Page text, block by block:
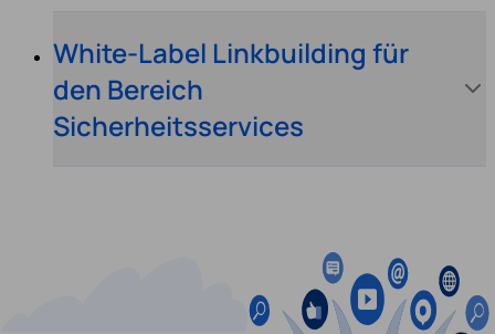
White-Label Linkbuilding für
den Bereich
Sicherheitsservices